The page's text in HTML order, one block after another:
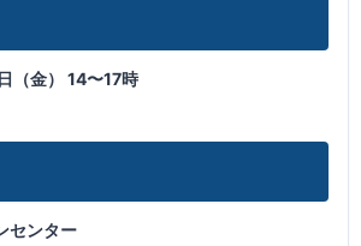
（金） 14〜17時
センター